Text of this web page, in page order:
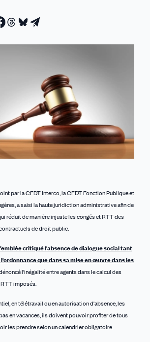
Partager
sur
Partager
sur
Partager
par
par la CFDT Interco, la CFDT Fonction Publique et
a saisi la haute juridiction administrative afin de
réduit de manière injuste les congés et RTT des
de droit public.
critiqué l'absence de dialogue social tant
que dans sa mise en œuvre dans les
l'inégalité entre agents dans le calcul des
imposés.
en télétravail ou en autorisation d'absence, les
en vacances, ils doivent pouvoir profiter de tous
les prendre selon un calendrier obligatoire.